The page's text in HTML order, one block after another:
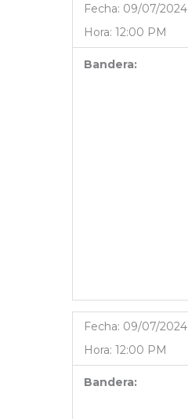
Fecha: 09/07/2024
Hora: 12:00 PM
Bandera:
Fecha: 09/07/2024
Hora: 12:00 PM
Bandera: